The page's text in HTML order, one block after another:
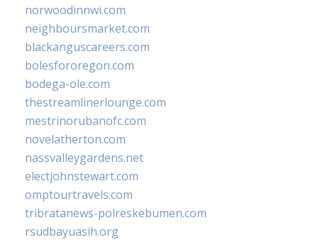
norwoodinnwi.com
neighboursmarket.com
blackanguscareers.com
bolesfororegon.com
bodega-ole.com
thestreamlinerlounge.com
mestrinorubanofc.com
novelatherton.com
nassvalleygardens.net
electjohnstewart.com
omptourtravels.com
tribratanews-polreskebumen.com
rsudbayuasih.org